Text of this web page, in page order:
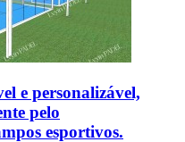
e personalizável,
pelo
esportivos.